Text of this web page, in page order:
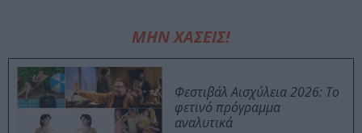
ΜΗΝ ΧΑΣΕΙΣ!
Φεστιβάλ Αισχύλεια 2026: Το
φετινό πρόγραμμα
αναλυτικά